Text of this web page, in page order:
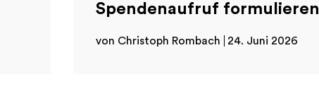
Spendenaufruf formulieren
von Christoph Rombach 24. Juni 2026